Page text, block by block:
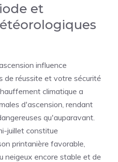
et
influence
de réussite et votre sécurité
climatique a
d'ascension, rendant
qu'auparavant.
juillet constitue
printanière favorable,
neigeux encore stable et de